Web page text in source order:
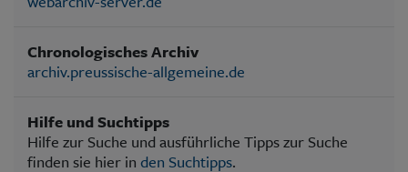
Chronologisches Archiv
archiv.preussische-allgemeine.de
Hilfe und Suchtipps
Hilfe zur Suche und ausführliche Tipps zur Suche
finden sie hier in den Suchtipps.